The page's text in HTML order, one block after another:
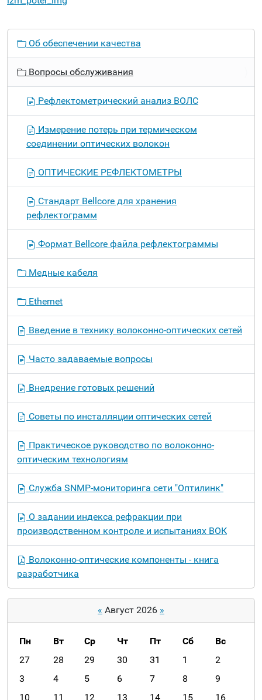
Об обеспечении качества
Вопросы обслуживания
Рефлектометрический анализ ВОЛС
Измерение потерь при термическом
соединении оптических волокон
ОПТИЧЕСКИЕ РЕФЛЕКТОМЕТРЫ
Стандарт Bellcore для хранения
рефлектограмм
Формат Bellcore файла рефлектограммы
Медные кабеля
Ethernet
Введение в технику волоконно-оптических сетей
Часто задаваемые вопросы
Внедрение готовых решений
Советы по инсталляции оптических сетей
Практическое руководство по волоконно-
оптическим технологиям
Служба SNMP-мониторинга сети "Оптилинк"
О задании индекса рефракции при
производственном контроле и испытаниях ВОК
Волоконно-оптические компоненты - книга
разработчика
« Август 2026 »
m
n
Пн Вт Ср Чт Пт Сб
Вс
27
28 29 30 31 1
2
3
4 5 6 7 8
9
10
11 12 13 14 15 16